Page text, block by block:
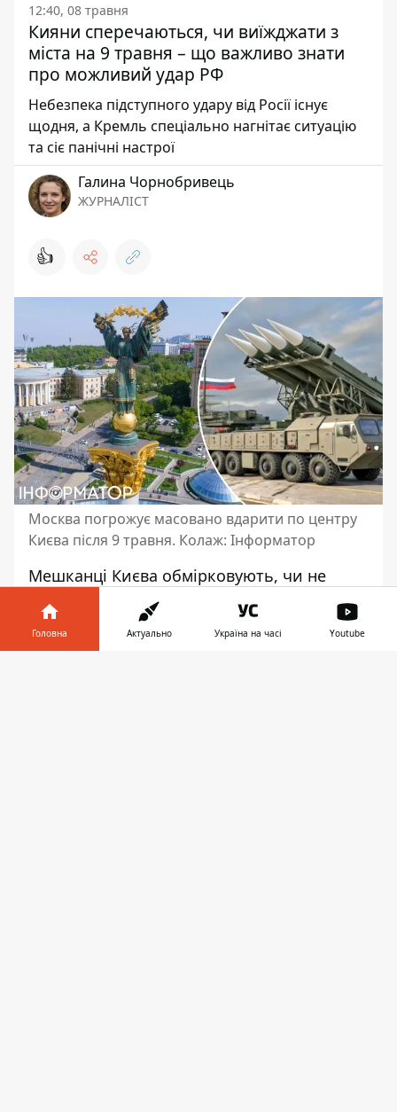
12:40, 08 травня
Кияни сперечаються, чи виїжджати з
міста на 9 травня – що важливо знати
про можливий удар РФ
Небезпека підступного удару від Росії існує
щодня, а Кремль спеціально нагнітає ситуацію
та сіє панічні настрої
Галина Чорнобривець
ЖУРНАЛІСТ
👍
Москва погрожує масовано вдарити по центру
Києва після 9 травня. Колаж: Інформатор
Мешканці Києва обмірковують, чи не
залишити місто на вихідний 9 травня. Як
відомо, РФ погрожувала
масованим
ракетним ударомпо центру міста. Були
Головна Актуально Україна на часі Youtube